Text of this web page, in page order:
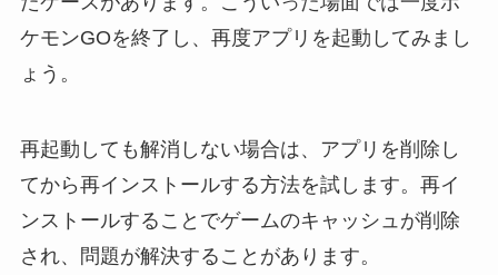
ケモンGOを終了し、再度アプリを起動してみまし
ょう。
再起動しても解消しない場合は、アプリを削除し
てから再インストールする方法を試します。再イ
ンストールすることでゲームのキャッシュが削除
され、問題が解決することがあります。